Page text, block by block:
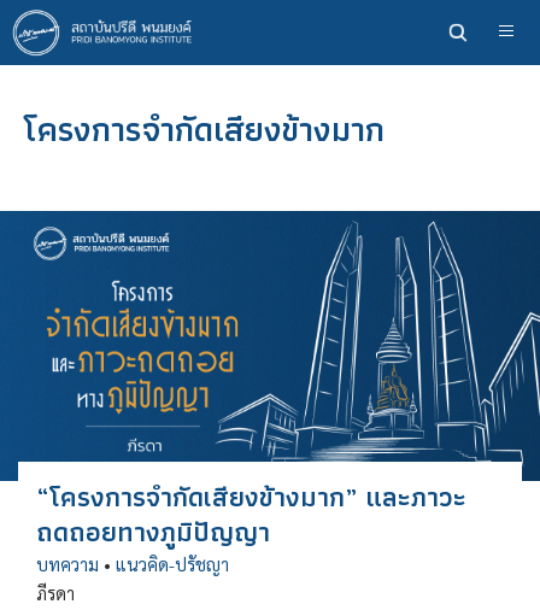
ข้าม
ไป
ยัง
หลักโครงการจำกัดเสียงข้างมาก
“โครงการจำกัดเสียงข้างมาก” และภาวะ
ถดถอยทางภูมิปัญญา
บทความ • แนวคิด-ปรัชญา
ภีรดา